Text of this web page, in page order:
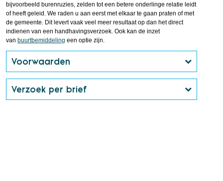
bijvoorbeeld burenruzies, zelden tot een betere onderlinge relatie leidt
of heeft geleid. We raden u aan eerst met elkaar te gaan praten of met
de gemeente. Dit levert vaak veel meer resultaat op dan het direct
indienen van een handhavingsverzoek. Ook kan de inzet
vanbuurtbemiddeling een optie zijn.
Voorwaarden
Verzoek per brief